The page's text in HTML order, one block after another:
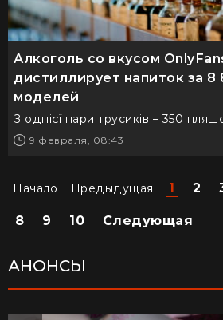
Алкоголь со вкусом
дистиллирует напиток за 8
моделей
З однієї пари трусиків – 350
9 февраля, 08:43
Начало Предыдущая 1 2
8 9 10 Следующая
АНОНСЫ